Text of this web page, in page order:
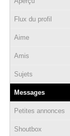
Flux du profil
Aime
Amis
Sujets
Messages
Petites annonces
Shoutbox